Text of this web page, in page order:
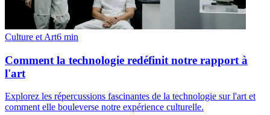
Culture et Art6 min
Comment la technologie redéfinit notre rapport à
l'art
Explorez les répercussions fascinantes de la technologie sur l'art et
comment elle bouleverse notre expérience culturelle.